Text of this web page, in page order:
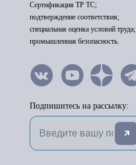
Сертификация ТР ТС;
подтверждение соответствия;
специальная оценка условий труда;
промышленная безопасность.
Подпишитесь на рассылку: